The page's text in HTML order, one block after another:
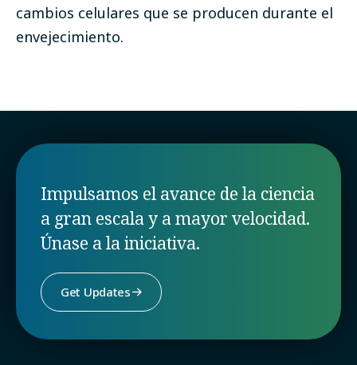
cambios celulares que se producen durante el
envejecimiento.
Impulsamos el avance de la ciencia
a gran escala y a mayor velocidad.
Únase a la iniciativa.
Get Updates